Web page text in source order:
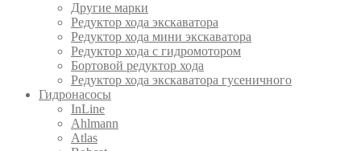
Другие марки
Редуктор хода экскаватора
Редуктор хода мини экскаватора
Редуктор хода с гидромотором
Бортовой редуктор хода
Редуктор хода экскаватора гусеничного
Гидронасосы
InLine
Ahlmann
Atlas